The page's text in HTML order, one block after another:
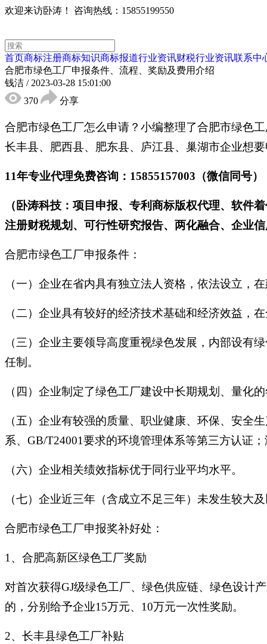
欢迎来访卧涛！ 咨询热线：15855199550
首页商标注册商标知识商标报道行业资讯财税行业资讯联系中
合肥市绿色工厂申报条件、流程、奖励及费用介绍
钱洁 / 2023-03-28 15:01:00
370
分享
合肥市绿色工厂怎么申请？小编整理了合肥市绿色
长丰县、肥西县、肥东县、庐江县、巢湖市企业想
11年专业代理免费咨询：15855157003（微信同号）
（卧涛科技：项目申报、专利商标版权代理、软件
注册财税规划、可行性研究报告、两化融合、企业
合肥市绿色工厂申报条件：
（一）企业在省内具有独立法人资格，依法设立，
（二）企业具有较好的经济技术基础和经济效益，
（三）企业主要领导高度重视绿色发展，内部设有
任制。
（四）企业制定了绿色工厂建设中长期规划、量化
（五）企业有较强的质量、职业健康、环保、安全
系、GB/T24001要求的环境管理体系等第三方认证
（六）企业相关绩效指标优于同行业平均水平。
（七）企业近三年（含成立不足三年）未发生较大
合肥市绿色工厂申报奖补好处：
1、合肥高新区绿色工厂奖励
对首次获得GJ级绿色工厂、绿色供应链、绿色设计
的，分别给予企业15万元、10万元一次性奖励。
2、长丰县绿色工厂补贴